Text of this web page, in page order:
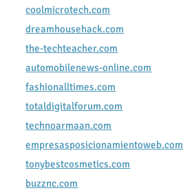
coolmicrotech.com
dreamhousehack.com
the-techteacher.com
automobilenews-online.com
fashionalltimes.com
totaldigitalforum.com
technoarmaan.com
empresasposicionamientoweb.com
tonybestcosmetics.com
buzznc.com